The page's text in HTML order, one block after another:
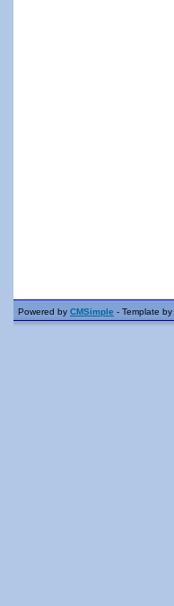
Powered by CMSimple - Template by